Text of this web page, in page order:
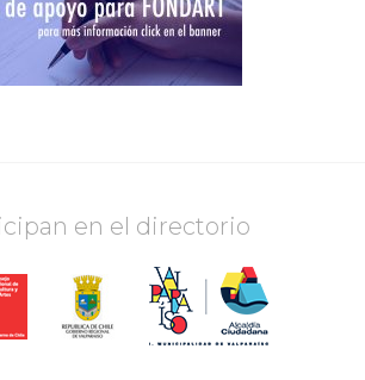
en el directorio